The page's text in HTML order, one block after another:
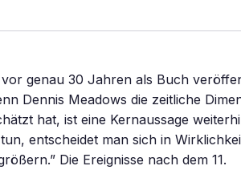
vor genau 30 Jahren als Buch
Dennis Meadows die zeitliche
hat, ist eine Kernaussage
entscheidet man sich in
Die Ereignisse nach dem 11.